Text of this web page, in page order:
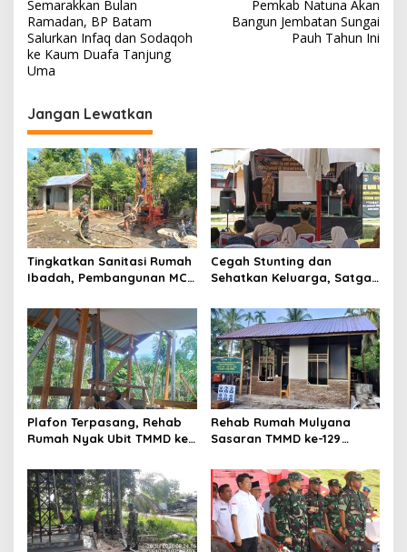
a
v
i
a
s
i
p
o
s
Semarakkan Bulan
Ramadan, BP Batam
Salurkan Infaq dan Sodaqoh
ke Kaum Duafa Tanjung
Uma
Pemkab Natuna Akan
Bangun Jembatan Sungai
Pauh Tahun Ini
Jangan Lewatkan
Tingkatkan Sanitasi Rumah
Ibadah, Pembangunan MCK
Pangkalan Terap Capai 58
Persen
Cegah Stunting dan
Sehatkan Keluarga, Satgas
0313/KPR,Gelar Penyuluhan
KB Kesehatan di Pangkalan
Terap
Plafon Terpasang, Rehab
Rumah Nyak Ubit TMMD ke-
Rehab Rumah Mulyana
Sasaran TMMD ke-129
Pemasangan Kusen dan
Batu Bata Rampung